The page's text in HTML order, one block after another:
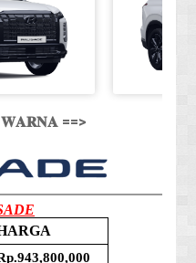
𝐖𝐀𝐑𝐍𝐀 ==>